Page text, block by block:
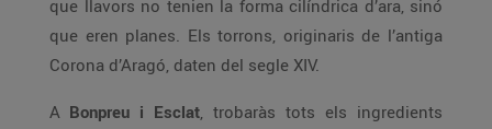
que llavors no tenien la forma cilíndrica d’ara, sinó
que eren planes. Els torrons, originaris de l’antiga
Corona d’Aragó, daten del segle XIV.
A Bonpreu i Esclat, trobaràs tots els ingredients